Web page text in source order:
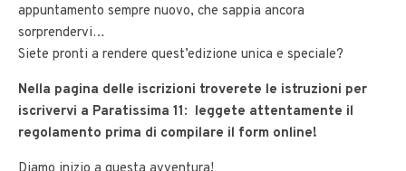
appuntamento sempre nuovo, che sappia ancora
sorprendervi…
Siete pronti a rendere quest’edizione unica e speciale?
Nella pagina delle iscrizioni troverete le istruzioni per
iscrivervi a Paratissima 11: leggete attentamente il
regolamento prima di compilare il form online!